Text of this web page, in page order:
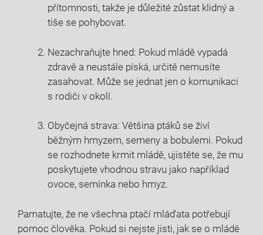
přítomnosti, takže je důležité zůstat klidný a
tiše se pohybovat.
Nezachraňujte hned: Pokud mládě vypadá
zdravě a neustále píská, určitě nemusíte
zasahovat. Může se jednat jen o komunikaci
s rodiči v okolí.
Obyčejná strava: Většina ptáků se živí
běžným hmyzem, semeny a bobulemi. Pokud
se rozhodnete krmit mládě, ujistěte se, že mu
poskytujete vhodnou stravu jako například
ovoce, semínka nebo hmyz.
Pamatujte, že ne všechna ptačí mláďata potřebují
pomoc člověka. Pokud si nejste jisti, jak se o mládě